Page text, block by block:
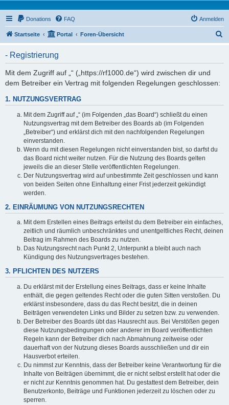
Donations FAQ Anmelden
Startseite Portal Foren-Übersicht
- Registrierung
Mit dem Zugriff auf „“ („https://rf1000.de“) wird zwischen dir und
dem Betreiber ein Vertrag mit folgenden Regelungen geschlossen:
1. NUTZUNGSVERTRAG
Mit dem Zugriff auf „“ (im Folgenden „das Board“) schließt du einen
Nutzungsvertrag mit dem Betreiber des Boards ab (im Folgenden
„Betreiber“) und erklärst dich mit den nachfolgenden Regelungen
einverstanden.
Wenn du mit diesen Regelungen nicht einverstanden bist, so darfst du
das Board nicht weiter nutzen. Für die Nutzung des Boards gelten
jeweils die an dieser Stelle veröffentlichten Regelungen.
Der Nutzungsvertrag wird auf unbestimmte Zeit geschlossen und kann
von beiden Seiten ohne Einhaltung einer Frist jederzeit gekündigt
werden.
2. EINRÄUMUNG VON NUTZUNGSRECHTEN
Mit dem Erstellen eines Beitrags erteilst du dem Betreiber ein einfaches,
zeitlich und räumlich unbeschränktes und unentgeltliches Recht, deinen
Beitrag im Rahmen des Boards zu nutzen.
Das Nutzungsrecht nach Punkt 2, Unterpunkt a bleibt auch nach
Kündigung des Nutzungsvertrages bestehen.
3. PFLICHTEN DES NUTZERS
Du erklärst mit der Erstellung eines Beitrags, dass er keine Inhalte
enthält, die gegen geltendes Recht oder die guten Sitten verstoßen. Du
erklärst insbesondere, dass du das Recht besitzt, die in deinen
Beiträgen verwendeten Links und Bilder zu setzen bzw. zu verwenden.
Der Betreiber des Boards übt das Hausrecht aus. Bei Verstößen gegen
diese Nutzungsbedingungen oder anderer im Board veröffentlichten
Regeln kann der Betreiber dich nach Abmahnung zeitweise oder
dauerhaft von der Nutzung dieses Boards ausschließen und dir ein
Hausverbot erteilen.
Du nimmst zur Kenntnis, dass der Betreiber keine Verantwortung für die
Inhalte von Beiträgen übernimmt, die er nicht selbst erstellt hat oder die
er nicht zur Kenntnis genommen hat. Du gestattest dem Betreiber, dein
Benutzerkonto, Beiträge und Funktionen jederzeit zu löschen oder zu
sperren.